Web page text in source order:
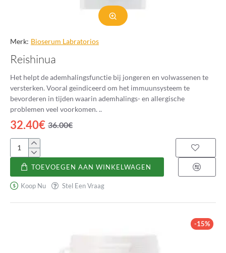
Merk: Bioserum Labratorios
Reishinua
Het helpt de ademhalingsfunctie bij jongeren en volwassenen te
versterken. Vooral geïndiceerd om het immuunsysteem te
bevorderen in tijden waarin ademhalings- en allergische
problemen veel voorkomen. ..
32.40€ 36.00€
Reishinua
TOEVOEGEN AAN WINKELWAGEN
Koop Nu Stel Een Vraag
-15%